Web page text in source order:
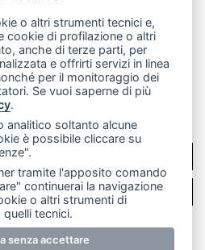
LeccoOnline
RSS
policy
SCRIVICI
PUBBLICITÀ
S.r.l. - Tutti i diritti riservati.
o altri strumenti tecnici e,
cookie di profilazione o altri
anche di terze parti, per
e offrirti servizi in linea
per il monitoraggio dei
Se vuoi saperne di più
.
analitico soltanto alcune
è possibile cliccare su
tramite l'apposito comando
continuerai la navigazione
o altri strumenti di
tecnici.
senza accettare